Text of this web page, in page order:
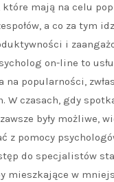
mają na celu
a co za tym
i
on-line to
na popularności,
W czasach, gdy
były możliwe,
z pomocy
do specjalistów
mieszkające w